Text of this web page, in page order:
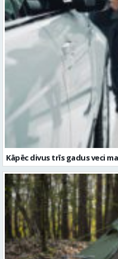
Kāpēc divus trīs gadus veci